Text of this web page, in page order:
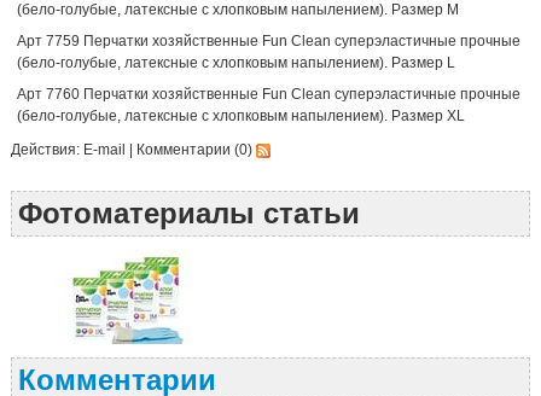
(бело-голубые, латексные с хлопковым напылением). Размер М
Арт 7759 Перчатки хозяйственные Fun Clean суперэластичные прочные
(бело-голубые, латексные с хлопковым напылением). Размер L
Арт 7760 Перчатки хозяйственные Fun Clean суперэластичные прочные
(бело-голубые, латексные с хлопковым напылением). Размер XL
Действия: E-mail Комментарии (0)
Фотоматериалы статьи
Комментарии